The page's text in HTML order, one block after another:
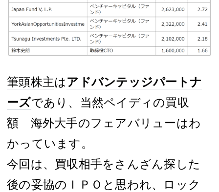
筆頭株主はアドバンテッジパートナ
ーズであり、当然ペイディの買収
額 海外大手のフェアバリューはわ
かっています。
今回は、買収相手をさんざん探した
後の妥協のＩＰＯと思われ、ロック